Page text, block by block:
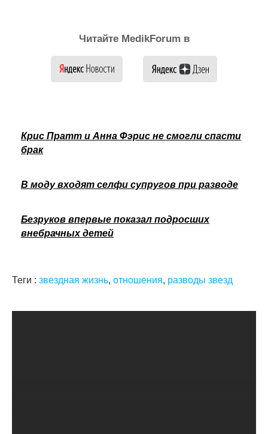
Читайте MedikForum в
Крис Пратт и Анна Фэрис не смогли спасти
брак
В моду входят селфи супругов при разводе
Безруков впервые показал подросших
внебрачных детей
Теги : звездная жизнь, отношения, разводы звезд